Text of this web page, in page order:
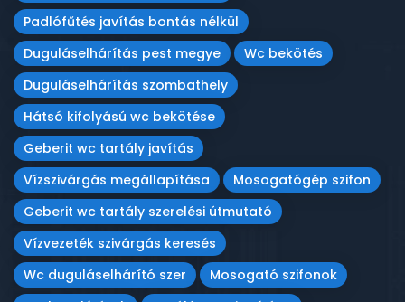
Padlófűtés javítás bontás nélkül
Duguláselhárítás pest megye
Wc bekötés
Duguláselhárítás szombathely
Hátsó kifolyású wc bekötése
Geberit wc tartály javítás
Vízszivárgás megállapítása
Mosogatógép szifon
Geberit wc tartály szerelési útmutató
Vízvezeték szivárgás keresés
Wc duguláselhárító szer
Mosogató szifonok